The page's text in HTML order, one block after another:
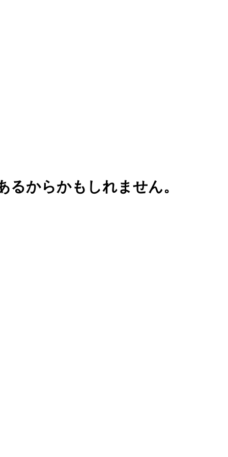
からかもしれません。